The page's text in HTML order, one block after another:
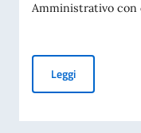
Amministrativo con
LeggiProcedura di